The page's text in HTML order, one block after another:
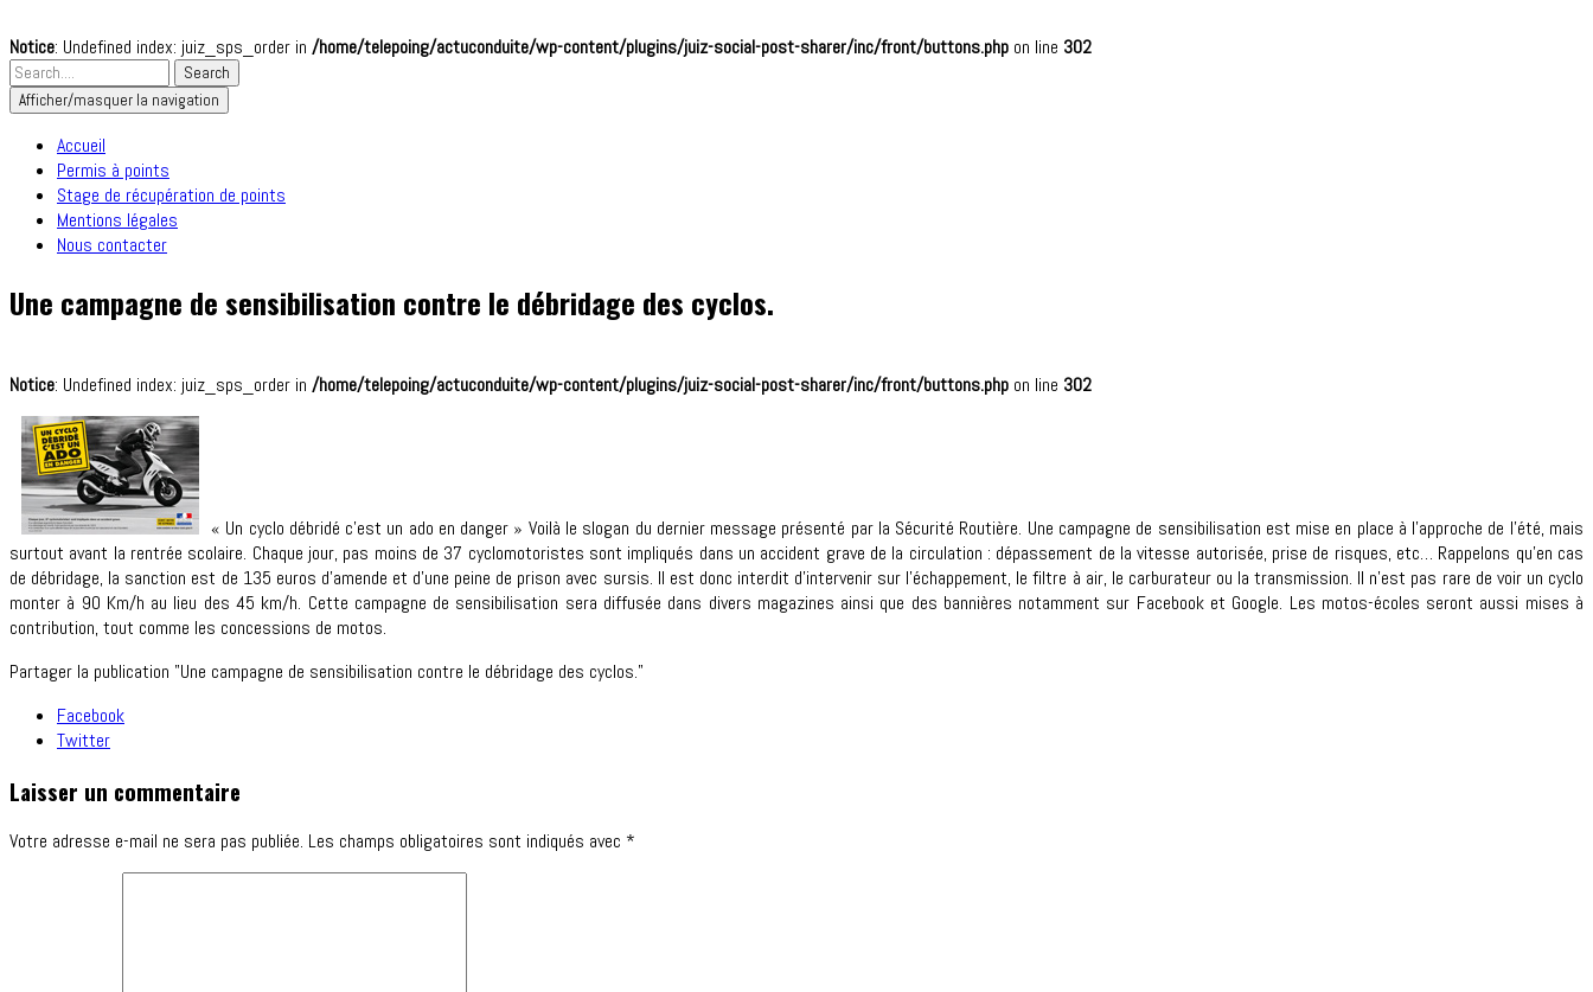
Notice: Undefined index: juiz_sps_order in /home/telepoing/actuconduite/wp-content/plugins/juiz-social-post-sharer/inc/front/buttons.php on line 302
Afficher/masquer la navigation
Accueil
Permis à points
Stage de récupération de points
Mentions légales
Nous contacter
Une campagne de sensibilisation contre le débridage des cyclos.
Notice: Undefined index: juiz_sps_order in /home/telepoing/actuconduite/wp-content/plugins/juiz-social-post-sharer/inc/front/buttons.php on line 302
« Un cyclo débridé c’est un ado en danger » Voilà le slogan du dernier message présenté par la Sécurité Routière. Une campagne de sensibilisation est mise en place à l’approche de l’été, mais
surtout avant la rentrée scolaire. Chaque jour, pas moins de 37 cyclomotoristes sont impliqués dans un accident grave de la circulation : dépassement de la vitesse autorisée, prise de risques, etc… Rappelons qu’en cas
de débridage, la sanction est de 135 euros d’amende et d’une peine de prison avec sursis. Il est donc interdit d’intervenir sur l’échappement, le filtre à air, le carburateur ou la transmission. Il n’est pas rare de voir un cyclo
monter à 90 Km/h au lieu des 45 km/h. Cette campagne de sensibilisation sera diffusée dans divers magazines ainsi que des bannières notamment sur Facebook et Google. Les motos-écoles seront aussi mises à
contribution, tout comme les concessions de motos.
Partager la publication "Une campagne de sensibilisation contre le débridage des cyclos."
Facebook
Twitter
Laisser un commentaire
Votre adresse e-mail ne sera pas publiée. Les champs obligatoires sont indiqués avec *